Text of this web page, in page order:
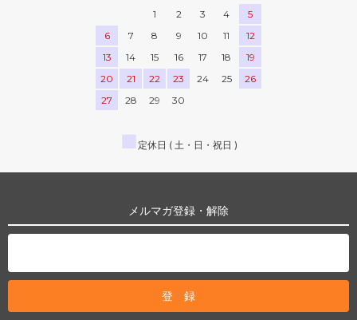
1
2 3 4
5
6
7 8 9 10 11
12
13
14 15 16 17 18
19
20
21 22 23 24 25
26
27
28 29 30
■ 定休日 ( 土・日・祝日 )
メルマガ登録・解除